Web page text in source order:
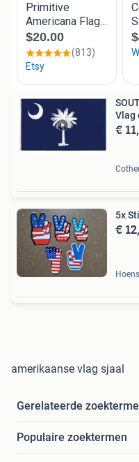
Vlag
€
5x
€
amerikaanse vlag sjaal
Gerelateerde
Populaire zoektermen